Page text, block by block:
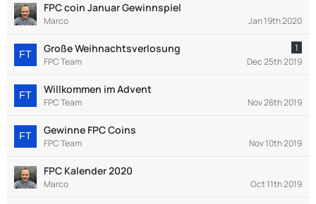
FPC coin Januar Gewinnspiel
Marco Jan 19th 2020
Große Weihnachtsverlosung
1
FPC Team
Dec 25th 2019
Willkommen im Advent
FPC Team Nov 26th 2019
Gewinne FPC Coins
FPC Team Nov 10th 2019
FPC Kalender 2020
Marco Oct 11th 2019